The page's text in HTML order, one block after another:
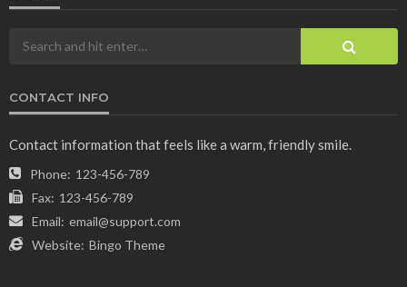
CONTACT INFO
Contact information that feels like a warm, friendly smile.
Phone: 123-456-789
Fax: 123-456-789
Email: email@support.com
Website: Bingo Theme